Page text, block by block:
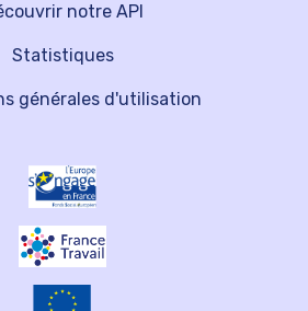
notre API
Statistiques
générales d'utilisation